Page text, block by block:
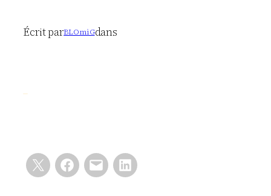
Écrit parBLOmiGdans